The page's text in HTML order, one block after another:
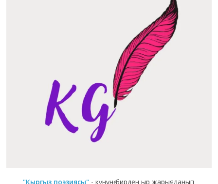
"Кыргыз поэзиясы" - күнүнө бирден ыр жарыяланып